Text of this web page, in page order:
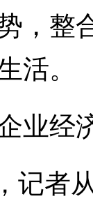
，整
活。
经
者从